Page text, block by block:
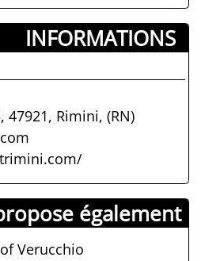
INFORMATIONS ­
47921, Rimini, (RN)
également
Verucchio